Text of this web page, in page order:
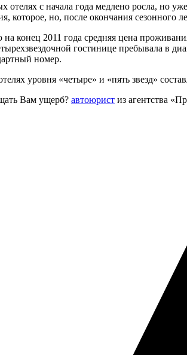
с начала года медлено росла, но
которое, но, после окончания сезонного
конец 2011 года средняя цена
гостинице пребывала в
номер.
уровня «четыре» и «пять звезд»
Вам ущерб? автоюрист из агентства